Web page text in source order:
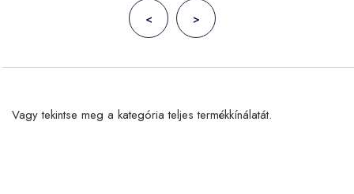
< >
Vagy tekintse meg a kategória teljes termékkínálatát.